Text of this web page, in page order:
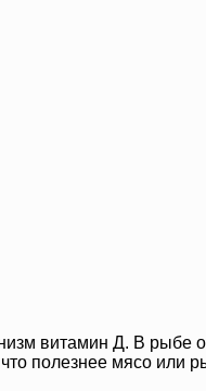
витамин Д. В рыбе
полезнее мясо или